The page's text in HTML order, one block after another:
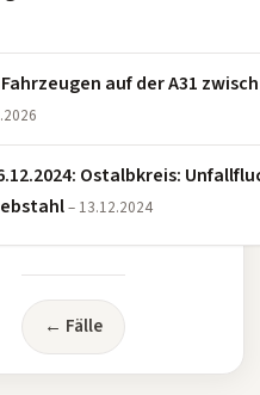
auf der A31
Ostalbkreis:
– 13.12.2024
← Fälle